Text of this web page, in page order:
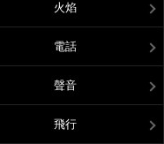
火焰
電話
聲音
飛行